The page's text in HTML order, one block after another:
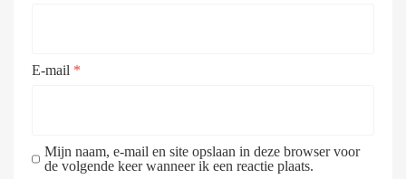
E-mail *
Mijn naam, e-mail en site opslaan in deze browser voor
de volgende keer wanneer ik een reactie plaats.